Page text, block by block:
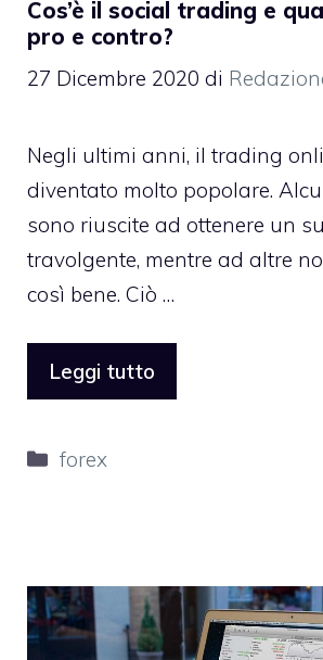
Cos’è il social trading e
pro e contro?
27 Dicembre 2020 di
Negli ultimi anni, il trading
diventato molto popolare.
sono riuscite ad ottenere un
travolgente, mentre ad altre
così bene. Ciò …
Leggi tutto
Categorie
forex